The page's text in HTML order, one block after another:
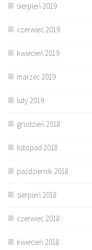
sierpień 2019
czerwiec 2019
kwiecień 2019
marzec 2019
luty 2019
grudzień 2018
listopad 2018
październik 2018
sierpień 2018
czerwiec 2018
kwiecień 2018